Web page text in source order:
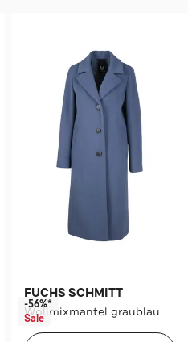
FUCHS SCHMITT
Wollmixmantel graublau
-56%*
Sale